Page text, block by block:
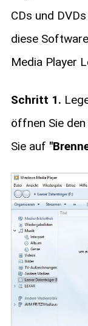
CDs und
diese
Media Player
Schritt 1.
öffnen Sie
Sie auf